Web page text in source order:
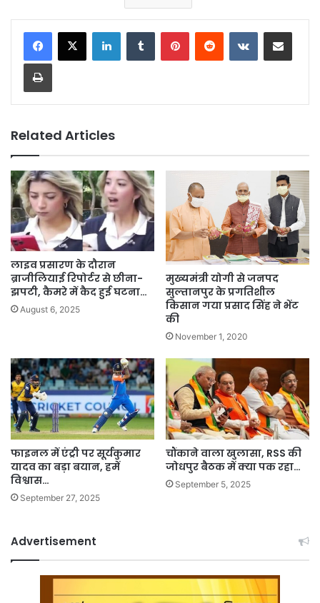
LinkedInTumblr PinterestReddit VKontakteShare via Email
Print
Related Articles
लाइव प्रसारण के दौरान
ब्राजीलियाई रिपोर्टर से छीना-
झपटी, कैमरे में कैद हुई घटना…
August 6, 2025
मुख्यमंत्री योगी से जनपद
सुल्तानपुर के प्रगतिशील
किसान गया प्रसाद सिंह ने भेंट
की
November 1, 2020
फाइनल में एंट्री पर सूर्यकुमार
यादव का बड़ा बयान, हमें
विश्वास…
September 27, 2025
चौंकाने वाला खुलासा, RSS की
जोधपुर बैठक में क्या पक रहा…
September 5, 2025
Advertisement